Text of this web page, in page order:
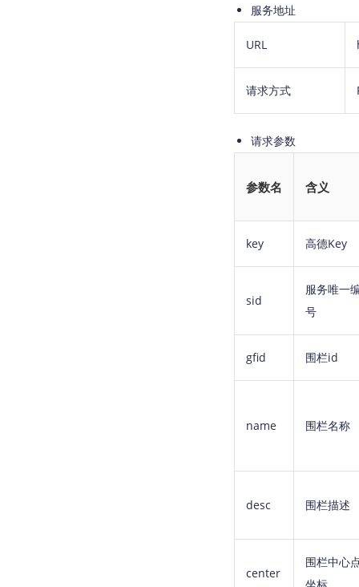
服务地址
URL
请求方式
请求参数
参数名 含义
key 高德Key
sid
服务唯一
号
gfid 围栏id
name 围栏名称
desc 围栏描述
center
围栏中心